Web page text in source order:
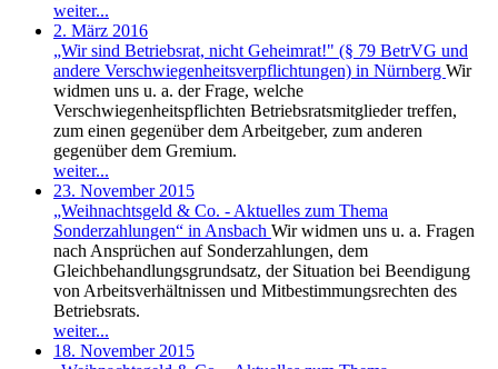
weiter...
2. März 2016
„Wir sind Betriebsrat, nicht Geheimrat!" (§ 79 BetrVG und
andere Verschwiegenheitsverpflichtungen) in Nürnberg Wir
widmen uns u. a. der Frage, welche
Verschwiegenheitspflichten Betriebsratsmitglieder treffen,
zum einen gegenüber dem Arbeitgeber, zum anderen
gegenüber dem Gremium.
weiter...
23. November 2015
„Weihnachtsgeld & Co. - Aktuelles zum Thema
Sonderzahlungen“ in Ansbach Wir widmen uns u. a. Fragen
nach Ansprüchen auf Sonderzahlungen, dem
Gleichbehandlungsgrundsatz, der Situation bei Beendigung
von Arbeitsverhältnissen und Mitbestimmungsrechten des
Betriebsrats.
weiter...
18. November 2015